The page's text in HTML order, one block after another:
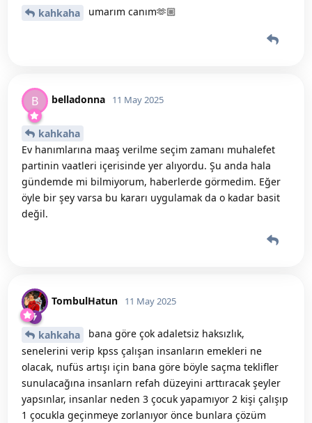
kahkaha umarım canım🫶🏼
B belladonna 11 May 2025
kahkaha
Ev hanımlarına maaş verilme seçim zamanı muhalefet
partinin vaatleri içerisinde yer alıyordu. Şu anda hala
gündemde mi bilmiyorum, haberlerde görmedim. Eğer
öyle bir şey varsa bu kararı uygulamak da o kadar basit
değil.
TombulHatun 11 May 2025
kahkaha
bana göre çok adaletsiz haksızlık,
senelerini verip kpss çalışan insanların emekleri ne
olacak, nufüs artışı için bana göre böyle saçma teklifler
sunulacağına insanlarn refah düzeyini arttıracak şeyler
yapsınlar, insanlar neden 3 çocuk yapamıyor 2 kişi çalışıp
1 çocukla geçinmeye zorlanıyor önce bunlara çözüm